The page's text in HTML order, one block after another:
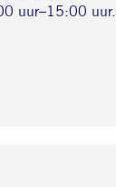
uur–15:00 uur.